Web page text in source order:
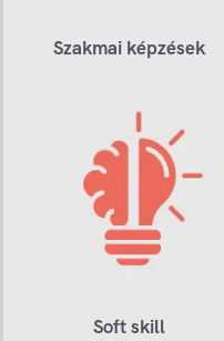
Szakmai képzések
Soft skill